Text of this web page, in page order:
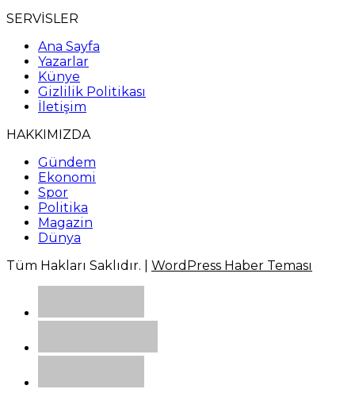
SERVİSLER
Ana Sayfa
Yazarlar
Künye
Gizlilik Politikası
İletişim
HAKKIMIZDA
Gündem
Ekonomi
Spor
Politika
Magazin
Dünya
Tüm Hakları Saklıdır. | WordPress Haber Teması